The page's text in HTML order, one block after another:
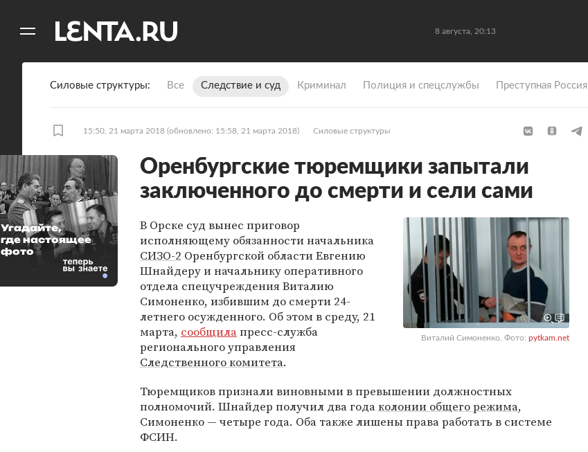
8 августа, 20:13
Силовые структуры Все Следствие и суд Криминал Полиция и спецслужбы Преступная Россия
15:50, 21 марта 2018 (обновлено: 15:58, 21 марта 2018) Силовые структуры
Оренбургские тюремщики запытали
заключенного до смерти и сели сами
Виталий Симоненко. Фото: pytkam.net
В Орске суд вынес приговор
исполняющему обязанности начальника
СИЗО-2 Оренбургской области Евгению
Шнайдеру и начальнику оперативного
отдела спецучреждения Виталию
Симоненко, избившим до смерти 24-
летнего осужденного. Об этом в среду, 21
марта, сообщилапресс-служба
регионального управления
Следственного комитета.
Тюремщиков признали виновными в превышении должностных
полномочий. Шнайдер получил два годаколонии общего режима,
Симоненко — четыре года. Оба также лишены права работать в системе
ФСИН.
Угадайте,
где настоящее
фото